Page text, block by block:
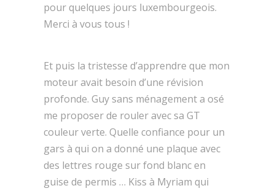
pour quelques jours luxembourgeois.
Merci à vous tous !
Et puis la tristesse d’apprendre que mon
moteur avait besoin d’une révision
profonde. Guy sans ménagement a osé
me proposer de rouler avec sa GT
couleur verte. Quelle confiance pour un
gars à qui on a donné une plaque avec
des lettres rouge sur fond blanc en
guise de permis … Kiss à Myriam qui